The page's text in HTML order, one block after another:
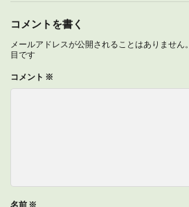
コメントを書く
メールアドレスが公開されることはありません。
目です
コメント ※
名前 ※